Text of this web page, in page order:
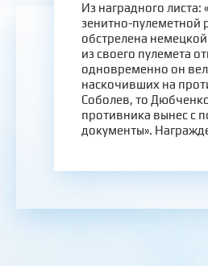
Из наградного
зенитно-пулеметной
обстрелена
из своего пулемета
одновременно он
наскочивших на
Соболев, то
противника вынес с
документы».